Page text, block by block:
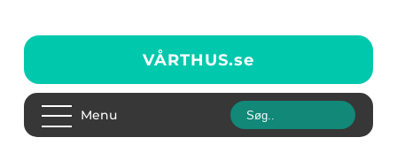
VÅRTHUS.se
Menu